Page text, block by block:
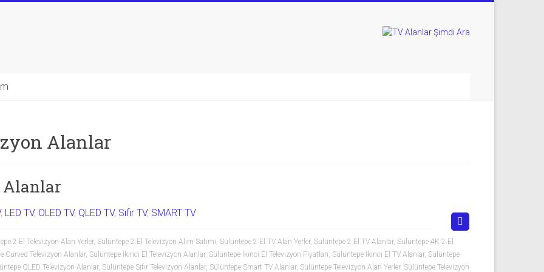
Alanlar
Alanlar
, LED TV, OLED TV, QLED TV, Sıfır TV, SMART TV
2.El Televizyon Alan Yerler, Sülüntepe 2.El Televizyon Alım Satımı, Sülüntepe 2.El TV Alan Yerler, Sülüntepe 2.El TV Alanlar, Sülüntepe 4K 2.El
Curved Televizyon Alanlar, Sülüntepe İkinci El Televizyon Alanlar, Sülüntepe İkinci El Televizyon Fiyatları, Sülüntepe İkinci El TV Alanlar, Sülüntepe
QLED Televizyon Alanlar, Sülüntepe Sıfır Televizyon Alanlar, Sülüntepe Smart TV Alanlar, Sülüntepe Televizyon Alan Yerler, Sülüntepe Televizyon